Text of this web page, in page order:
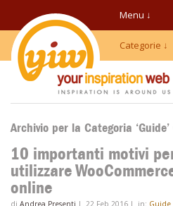
Menu ↓
Categorie ↓
Archivio per la Categoria
10 importanti motivi
utilizzare
online
di Andrea Presenti | 22 Feb 2016 | in: Guide